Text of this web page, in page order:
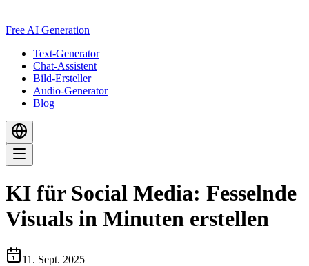
Free AI Generation
Text-Generator
Chat-Assistent
Bild-Ersteller
Audio-Generator
Blog
KI für Social Media: Fesselnde
Visuals in Minuten erstellen
11. Sept. 2025